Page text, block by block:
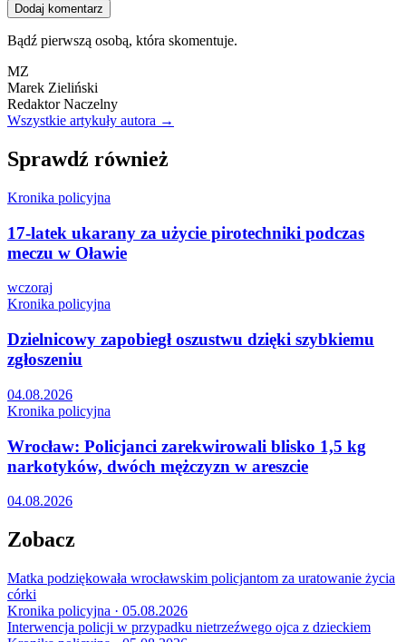
Dodaj komentarz
Bądź pierwszą osobą, która skomentuje.
MZ
Marek Zieliński
Redaktor Naczelny
Wszystkie artykuły autora →
Sprawdź również
Kronika policyjna
17-latek ukarany za użycie pirotechniki podczas
meczu w Oławie
wczoraj
Kronika policyjna
Dzielnicowy zapobiegł oszustwu dzięki szybkiemu
zgłoszeniu
04.08.2026
Kronika policyjna
Wrocław: Policjanci zarekwirowali blisko 1,5 kg
narkotyków, dwóch mężczyzn w areszcie
04.08.2026
Zobacz
Matka podziękowała wrocławskim policjantom za uratowanie życia
córki
Kronika policyjna · 05.08.2026
Interwencja policji w przypadku nietrzeźwego ojca z dzieckiem